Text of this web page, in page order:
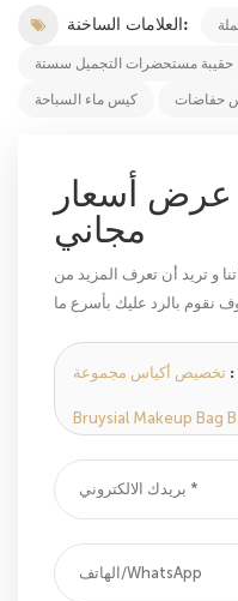
العلامات الساخنة:
حقيبة مستحضرات التجميل سستة
كيس ماء السباحة حفاضات
أسعار
مجاني
و تريد أن تعرف المزيد من
نقوم بالرد عليك بأسرع ما
: تخصيص أكياس مجموعة Aloha الأصفر Tyvek
Bruysial Makeup Bag